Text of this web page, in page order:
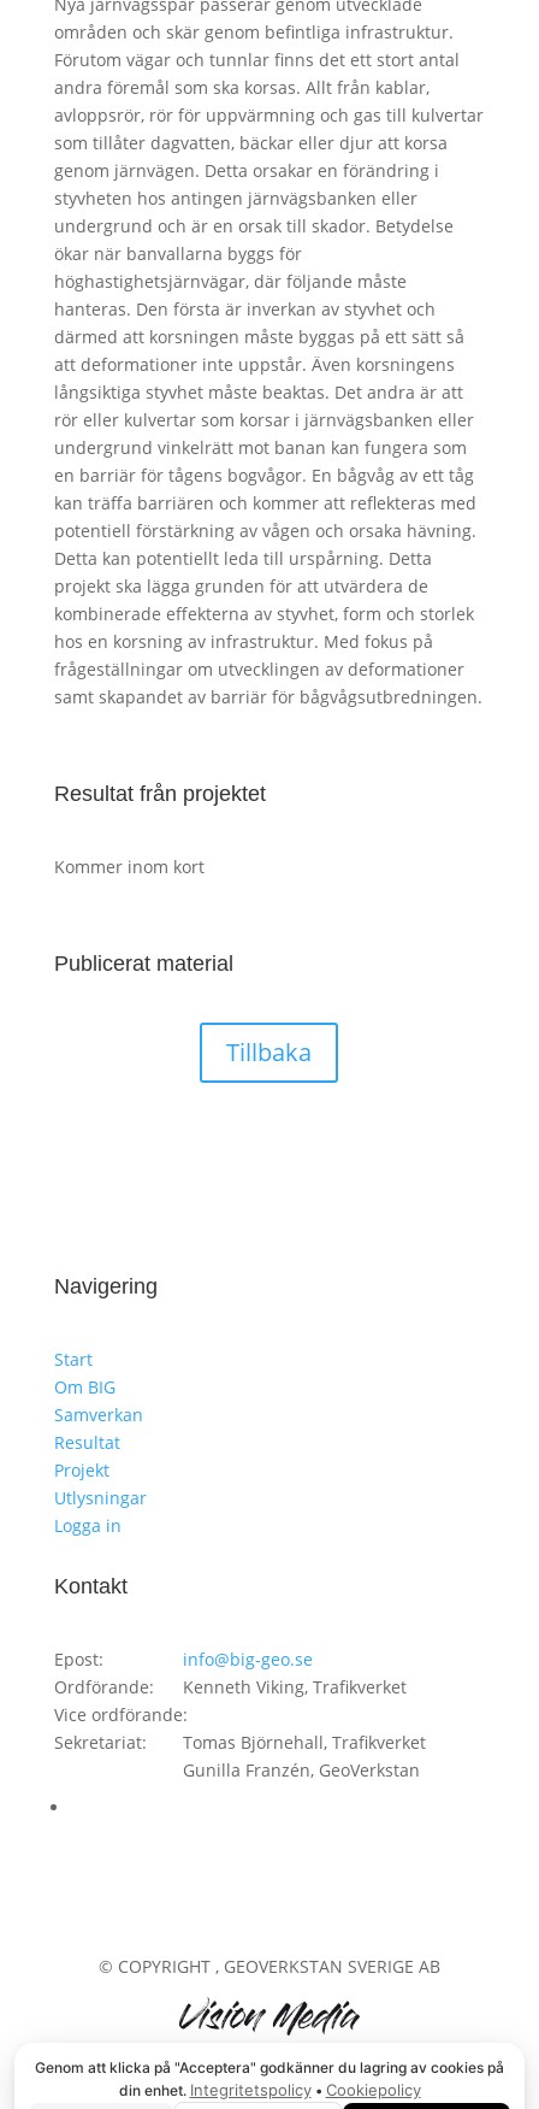
områden och skär genom befintliga infrastruktur.
Förutom vägar och tunnlar finns det ett stort antal
andra föremål som ska korsas. Allt från kablar,
avloppsrör, rör för uppvärmning och gas till kulvertar
som tillåter dagvatten, bäckar eller djur att korsa
genom järnvägen. Detta orsakar en förändring i
styvheten hos antingen järnvägsbanken eller
undergrund och är en orsak till skador. Betydelse
ökar när banvallarna byggs för
höghastighetsjärnvägar, där följande måste
hanteras. Den första är inverkan av styvhet och
därmed att korsningen måste byggas på ett sätt så
att deformationer inte uppstår. Även korsningens
långsiktiga styvhet måste beaktas. Det andra är att
rör eller kulvertar som korsar i järnvägsbanken eller
undergrund vinkelrätt mot banan kan fungera som
en barriär för tågens bogvågor. En bågvåg av ett tåg
kan träffa barriären och kommer att reflekteras med
potentiell förstärkning av vågen och orsaka hävning.
Detta kan potentiellt leda till urspårning. Detta
projekt ska lägga grunden för att utvärdera de
kombinerade effekterna av styvhet, form och storlek
hos en korsning av infrastruktur. Med fokus på
frågeställningar om utvecklingen av deformationer
samt skapandet av barriär för bågvågsutbredningen.
Resultat från projektet
Kommer inom kort
Publicerat material
Tillbaka
Navigering
Start
Om BIG
Samverkan
Resultat
Projekt
Utlysningar
Logga in
Kontakt
Epost:
info@big-geo.se
Ordförande:
Kenneth Viking, Trafikverket
Vice ordförande:
Tomas Björnehall, Trafikverket
Sekretariat:
Gunilla Franzén, GeoVerkstan
© COPYRIGHT , GEOVERKSTAN SVERIGE AB
Genom att klicka på "Acceptera" godkänner du lagring av cookies på
din enhet. Integritetspolicy• Cookiepolicy